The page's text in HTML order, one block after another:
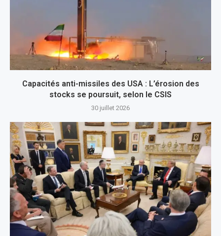
Capacités anti-missiles des USA : L’érosion des
stocks se poursuit, selon le CSIS
30 juillet 2026